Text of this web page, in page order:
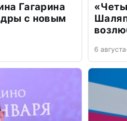
Гагарина
с новым
6 августа